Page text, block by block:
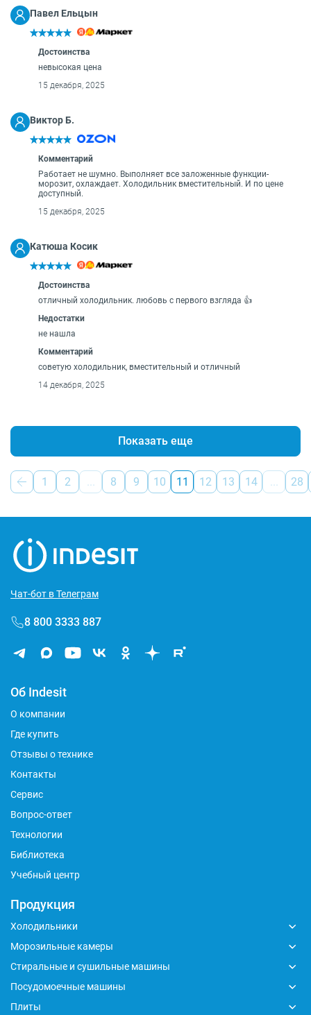
Павел Ельцын
Достоинства
невысокая цена
15 декабря, 2025
Виктор Б.
Комментарий
Работает не шумно. Выполняет все заложенные функции-
морозит, охлаждает. Холодильник вместительный. И по цене
доступный.
15 декабря, 2025
Катюша Косик
Достоинства
отличный холодильник. любовь с первого взгляда 👍
Недостатки
не нашла
Комментарий
советую холодильник, вместительный и отличный
14 декабря, 2025
Показать еще
1 2 8 9 10 11 12 13 14 28
Чат-бот в Телеграм
8 800 3333 887
Об Indesit
О компании
Где купить
Отзывы о технике
Контакты
Сервис
Вопрос-ответ
Технологии
Библиотека
Учебный центр
Продукция
Холодильники
Морозильные камеры
Стиральные и сушильные машины
Посудомоечные машины
Плиты